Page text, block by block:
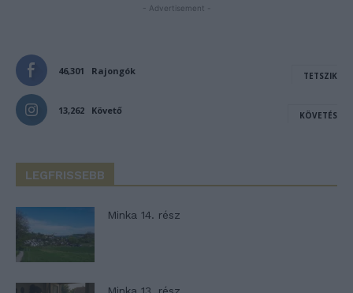
- Advertisement -
46,301 Rajongók TETSZIK
13,262 Követő KÖVETÉS
LEGFRISSEBB
Minka 14. rész